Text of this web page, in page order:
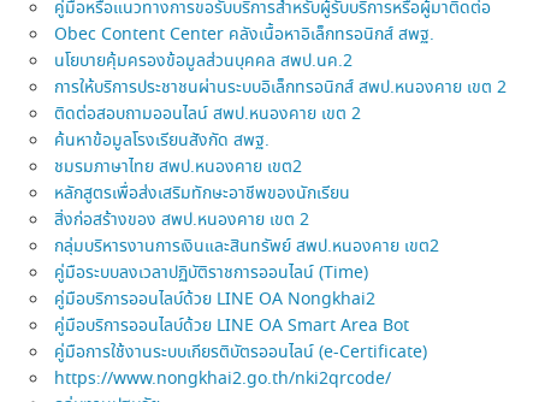
คู่มือหรือแนวทางการขอรับบริการสำหรับผู้รับบริการหรือผู้มาติดต่อ
Obec Content Center คลังเนื้อหาอิเล็กทรอนิกส์ สพฐ.
นโยบายคุ้มครองข้อมูลส่วนบุคคล สพป.นค.2
การให้บริการประชาชนผ่านระบบอิเล็กทรอนิกส์ สพป.หนองคาย เขต 2
ติดต่อสอบถามออนไลน์ สพป.หนองคาย เขต 2
ค้นหาข้อมูลโรงเรียนสังกัด สพฐ.
ชมรมภาษาไทย สพป.หนองคาย เขต2
หลักสูตรเพื่อส่งเสริมทักษะอาชีพของนักเรียน
สิ่งก่อสร้างของ สพป.หนองคาย เขต 2
กลุ่มบริหารงานการเงินและสินทรัพย์ สพป.หนองคาย เขต2
คู่มือระบบลงเวลาปฏิบัติราชการออนไลน์ (Time)
คู่มือบริการออนไลบ์ด้วย LINE OA Nongkhai2
คู่มือบริการออนไลบ์ด้วย LINE OA Smart Area Bot
คู่มือการใช้งานระบบเกียรติบัตรออนไลน์ (e-Certificate)
https://www.nongkhai2.go.th/nki2qrcode/